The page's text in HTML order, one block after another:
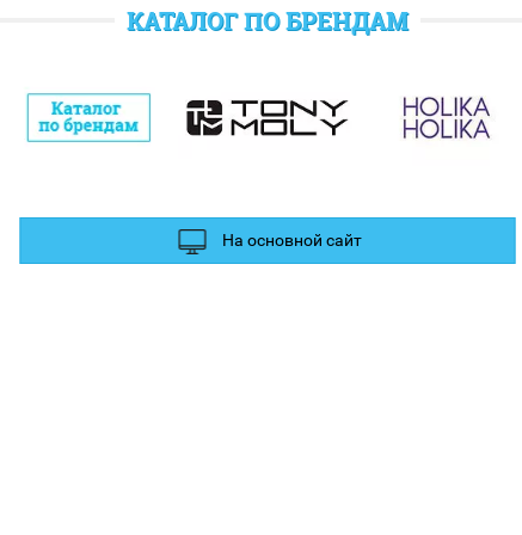
баллы Вы можете получить за отзыв и фотографии в
КАТАЛОГ ПО БРЕНДАМ
На основной сайт